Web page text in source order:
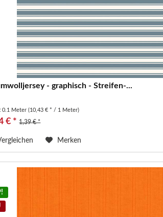
- graphisch - Streifen-...
0.1 Meter(10,43 € * / 1 Meter)
€ * 1,39 € *
Merken